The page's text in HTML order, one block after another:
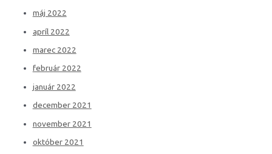
máj 2022
apríl 2022
marec 2022
február 2022
január 2022
december 2021
november 2021
október 2021